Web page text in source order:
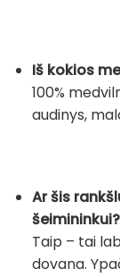
Iš kokios
100%
audinys,
Ar šis
šeimininkui?
Taip – tai
dovana.